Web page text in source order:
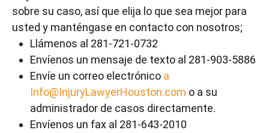
sobre su caso, así que elija lo que sea mejor para
usted y manténgase en contacto con nosotros;
Llámenos al 281-721-0732
Envíenos un mensaje de texto al 281-903-5886
Envíe un correo electrónico a
Info@InjuryLawyerHouston.com o a su
administrador de casos directamente.
Envíenos un fax al 281-643-2010